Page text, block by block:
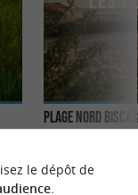
Plage Nord
minutes, car elle
le dépôt de
.